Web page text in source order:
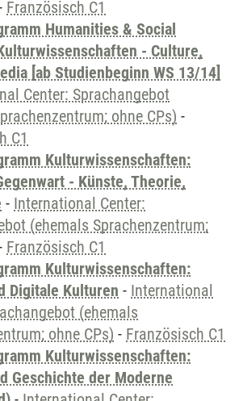
Französisch C1
Humanities & Social
- Culture,
[ab Studienbeginn WS 13/14]
Center: Sprachangebot
ohne CPs) -
C1
Kulturwissenschaften:
- Künste, Theorie,
- International Center:
(ehemals Sprachenzentrum;
Französisch C1
Kulturwissenschaften:
Digitale Kulturen - International
(ehemals
ohne CPs) - Französisch C1
Kulturwissenschaften:
Geschichte der Moderne